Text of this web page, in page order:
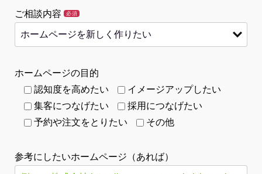
ご相談内容 必須
ホームページの目的
認知度を高めたい
イメージアップしたい
集客につなげたい
採用につなげたい
予約や注文をとりたい
その他
参考にしたいホームページ（あれば）